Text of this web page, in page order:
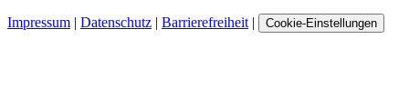
Impressum | Datenschutz | Barrierefreiheit | Cookie-Einstellungen